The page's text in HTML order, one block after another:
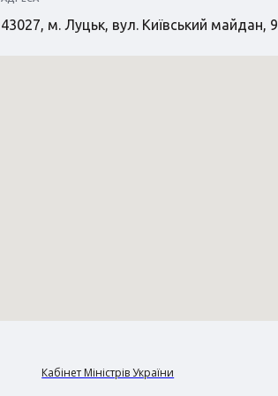
43027, м. Луцьк, вул. Київський майдан, 9
Кабінет Міністрів України